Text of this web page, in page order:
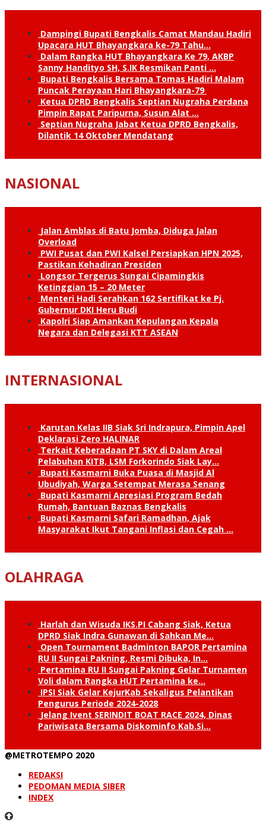
Dampingi Bupati Bengkalis Camat Mandau Hadiri
Upacara HUT Bhayangkara ke-79 Tahu…
Dalam Rangka HUT Bhayangkara Ke 79, AKBP
Sanny Handityo SH, S.IK Resmikan Panti …
Bupati Bengkalis Bersama Tomas Hadiri Malam
Puncak Perayaan Hari Bhayangkara-79
Ketua DPRD Bengkalis Septian Nugraha Perdana
Pimpin Rapat Paripurna, Susun Alat …
Septian Nugraha Jabat Ketua DPRD Bengkalis,
Dilantik 14 Oktober Mendatang
NASIONAL
Jalan Amblas di Batu Jomba, Diduga Jalan
Overload
PWI Pusat dan PWI Kalsel Persiapkan HPN 2025,
Pastikan Kehadiran Presiden
Longsor Tergerus Sungai Cipamingkis
Ketinggian 15 – 20 Meter
Menteri Hadi Serahkan 162 Sertifikat ke Pj.
Gubernur DKI Heru Budi
Kapolri Siap Amankan Kepulangan Kepala
Negara dan Delegasi KTT ASEAN
INTERNASIONAL
Karutan Kelas IIB Siak Sri Indrapura, Pimpin Apel
Deklarasi Zero HALINAR
Terkait Keberadaan PT SKY di Dalam Areal
Pelabuhan KITB, LSM Forkorindo Siak Lay…
Bupati Kasmarni Buka Puasa di Masjid Al
Ubudiyah, Warga Setempat Merasa Senang
Bupati Kasmarni Apresiasi Program Bedah
Rumah, Bantuan Baznas Bengkalis
Bupati Kasmarni Safari Ramadhan, Ajak
Masyarakat Ikut Tangani Inflasi dan Cegah …
OLAHRAGA
Harlah dan Wisuda IKS.PI Cabang Siak, Ketua
DPRD Siak Indra Gunawan di Sahkan Me…
Open Tournament Badminton BAPOR Pertamina
RU II Sungai Pakning, Resmi Dibuka, In…
Pertamina RU II Sungai Pakning Gelar Turnamen
Voli dalam Rangka HUT Pertamina ke…
IPSI Siak Gelar KejurKab Sekaligus Pelantikan
Pengurus Periode 2024-2028
Jelang Ivent SERINDIT BOAT RACE 2024, Dinas
Pariwisata Bersama Diskominfo Kab.Si…
@METROTEMPO 2020
REDAKSI
PEDOMAN MEDIA SIBER
INDEX